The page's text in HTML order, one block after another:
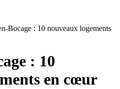
Bocage : 10 nouveaux logements
: 10
en cœur